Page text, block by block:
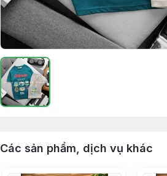
Các sản phẩm, dịch vụ khác